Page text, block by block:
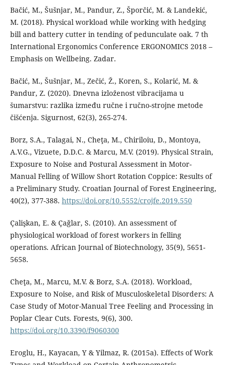
Bačić, M., Šušnjar, M., Pandur, Z., Šporčić, M. & Landekić,
M. (2018). Physical workload while working with hedging
bill and battery cutter in tending of pedunculate oak. 7 th
International Ergonomics Conference ERGONOMICS 2018 –
Emphasis on Wellbeing. Zadar.
Bačić, M., Šušnjar, M., Zečić, Ž., Koren, S., Kolarić, M. &
Pandur, Z. (2020). Dnevna izloženost vibracijama u
šumarstvu: razlika između ručne i ručno-strojne metode
čišćenja. Sigurnost, 62(3), 265-274.
Borz, S.A., Talagai, N., Cheţa, M., Chiriloiu, D., Montoya,
A.V.G., Vizuete, D.D.C. & Marcu, M.V. (2019). Physical Strain,
Exposure to Noise and Postural Assessment in Motor-
Manual Felling of Willow Short Rotation Coppice: Results of
a Preliminary Study. Croatian Journal of Forest Engineering,
40(2), 377-388. https://doi.org/10.5552/crojfe.2019.550
Ҫalişkan, E. & Ҫağlar, S. (2010). An assessment of
physiological workload of forest workers in felling
operations. African Journal of Biotechnology, 35(9), 5651-
5658.
Cheţa, M., Marcu, M.V. & Borz, S.A. (2018). Workload,
Exposure to Noise, and Risk of Musculoskeletal Disorders: A
Case Study of Motor-Manual Tree Feeling and Processing in
Poplar Clear Cuts. Forests, 9(6), 300.
https://doi.org/10.3390/f9060300
Eroglu, H., Kayacan, Y & Yilmaz, R. (2015a). Effects of Work